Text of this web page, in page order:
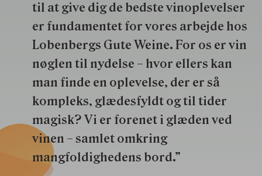
til at give dig de bedste vinoplevelser
er fundamentet for vores arbejde hos
Lobenbergs Gute Weine. For os er vin
nøglen til nydelse – hvor ellers kan
man finde en oplevelse, der er så
kompleks, glædesfyldt og til tider
magisk? Vi er forenet i glæden ved
vinen – samlet omkring
mangfoldighedens bord.”